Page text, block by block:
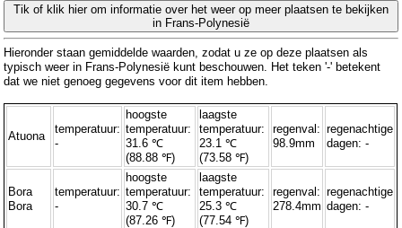
Tik of klik hier om informatie over het weer op meer plaatsen te bekijken
in Frans-Polynesië
Hieronder staan ​​gemiddelde waarden, zodat u ze op deze plaatsen als
typisch weer in Frans-Polynesië kunt beschouwen. Het teken '-' betekent
dat we niet genoeg gegevens voor dit item hebben.
Atuona
temperatuur:
-
hoogste
temperatuur:
31.6 ℃
(88.88 ℉)
laagste
temperatuur:
23.1 ℃
(73.58 ℉)
regenval:
98.9mm
regenachtige
dagen: -
Bora
Bora
temperatuur:
-
hoogste
temperatuur:
30.7 ℃
(87.26 ℉)
laagste
temperatuur:
25.3 ℃
(77.54 ℉)
regenval:
278.4mm
regenachtige
dagen: -